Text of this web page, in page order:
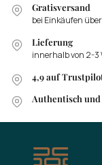
Gratisversand
bei Einkäufen
Lieferung
innerhalb von 2-3
4,9 auf
Authentisch